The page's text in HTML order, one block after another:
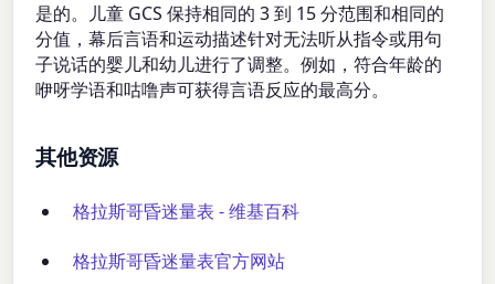
是的。儿童 GCS 保持相同的 3 到 15 分范围和相同的
分值，幕后言语和运动描述针对无法听从指令或用句
子说话的婴儿和幼儿进行了调整。例如，符合年龄的
咿呀学语和咕噜声可获得言语反应的最高分。
其他资源
格拉斯哥昏迷量表 - 维基百科
格拉斯哥昏迷量表官方网站